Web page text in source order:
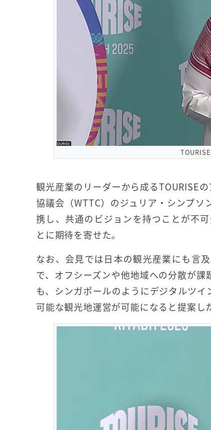
観光産業のリーダーから成るTOURISE
協議会（WTTC）のジュリア・シンプ
携し、共通のビジョンを持つことが不
とに期待を寄せた。
なお、会見では日本の観光産業にも言
で、オフシーズンや他地域への分散が
も、シンガポールのようにデジタルツ
可能な観光地運営が可能になると提案し